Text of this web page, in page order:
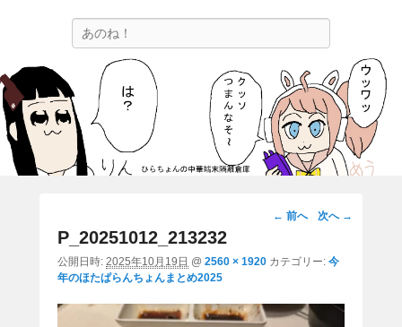
ひらちょんの中華端末隔離倉庫
ほたがページ上部にある検索バーを消してくれたサイトです。
画
ー
← 前へ 次へ →
P_20251012_213232
公開日時: 2025年10月19日 @ 2560 × 1920 カテゴリー: 今
年のほたぱらんちょんまとめ2025